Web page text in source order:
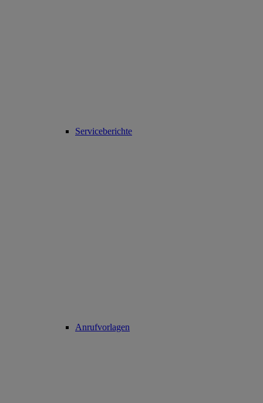
Serviceberichte
Anrufvorlagen